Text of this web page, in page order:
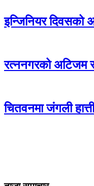
इन्जिनियर दिवसको
रत्ननगरको अटिजम
चितवनमा जंगली